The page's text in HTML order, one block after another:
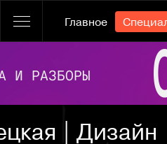
Главное
| Дизайн